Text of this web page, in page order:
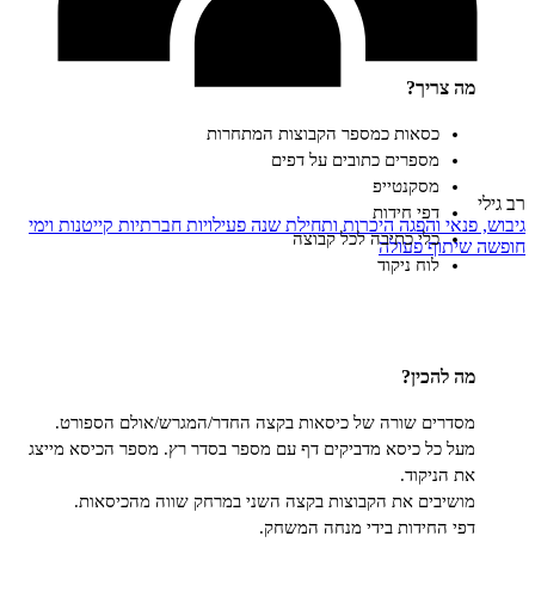
והפגההיכרות ותחילת שנה פעילויות חברתיותקייטנות וימי
פעולה
כסאות כמספר הקבוצות המתחרות
מספרים כתובים על דפים
דפי חידות
כלי כתיבה לכל קבוצה
שורה של כיסאות בקצה החדר/המגרש/אולם הספורט.
כיסא מדביקים דף עם מספר בסדר רץ. מספר הכיסא מייצג
את הקבוצות בקצה השני במרחק שווה מהכיסאות.
בידי מנחה המשחק.